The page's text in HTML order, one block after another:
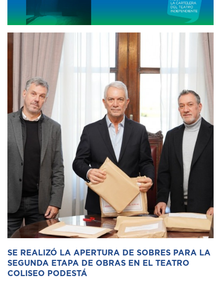
SE REALIZÓ LA APERTURA DE SOBRES PARA LA
SEGUNDA ETAPA DE OBRAS EN EL TEATRO
COLISEO PODESTÁ